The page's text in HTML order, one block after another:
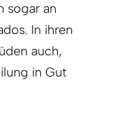
sogar an
In ihren
auch,
in Gut